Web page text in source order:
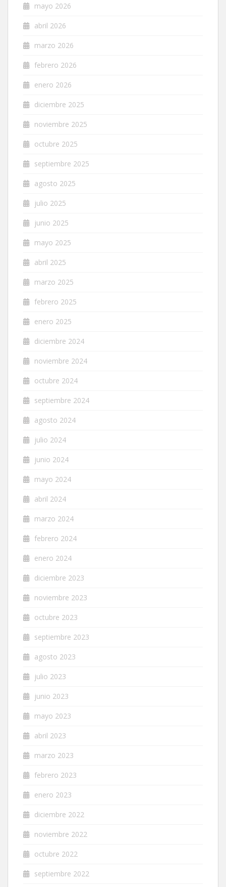
mayo 2026
abril 2026
marzo 2026
febrero 2026
enero 2026
diciembre 2025
noviembre 2025
octubre 2025
septiembre 2025
agosto 2025
julio 2025
junio 2025
mayo 2025
abril 2025
marzo 2025
febrero 2025
enero 2025
diciembre 2024
noviembre 2024
octubre 2024
septiembre 2024
agosto 2024
julio 2024
junio 2024
mayo 2024
abril 2024
marzo 2024
febrero 2024
enero 2024
diciembre 2023
noviembre 2023
octubre 2023
septiembre 2023
agosto 2023
julio 2023
junio 2023
mayo 2023
abril 2023
marzo 2023
febrero 2023
enero 2023
diciembre 2022
noviembre 2022
octubre 2022
septiembre 2022